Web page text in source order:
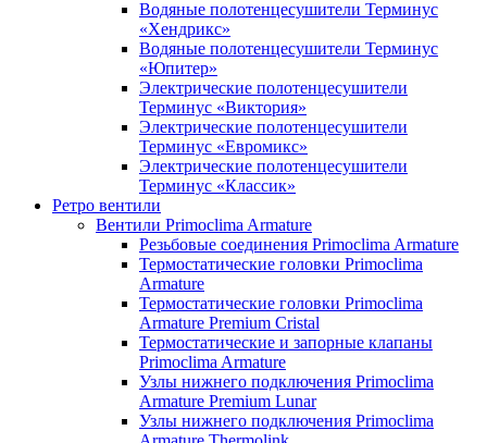
Водяные полотенцесушители Терминус
«Хендрикс»
Водяные полотенцесушители Терминус
«Юпитер»
Электрические полотенцесушители
Терминус «Виктория»
Электрические полотенцесушители
Терминус «Евромикс»
Электрические полотенцесушители
Терминус «Классик»
Ретро вентили
Вентили Primoclima Armature
Резьбовые соединения Primoclima Armature
Термостатические головки Primoclima
Armature
Термостатические головки Primoclima
Armature Premium Cristal
Термостатические и запорные клапаны
Primoclima Armature
Узлы нижнего подключения Primoclima
Armature Premium Lunar
Узлы нижнего подключения Primoclima